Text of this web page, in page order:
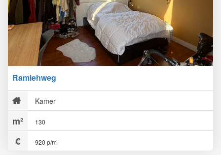
Ramlehweg
Kamer
130
920 p/m